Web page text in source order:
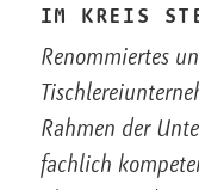
IM KREIS
Renommiertes
Rahmen der
fachlich